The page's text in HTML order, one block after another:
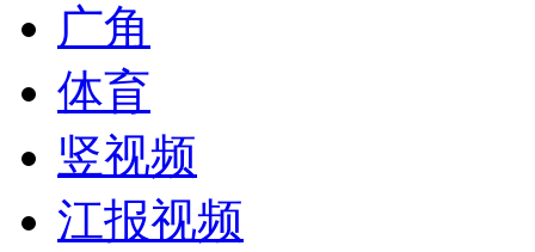
广角
体育
竖视频
江报视频